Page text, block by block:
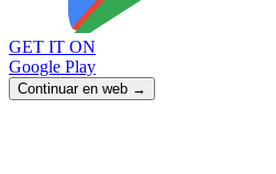
GET IT ON
Google Play
Continuar en web →